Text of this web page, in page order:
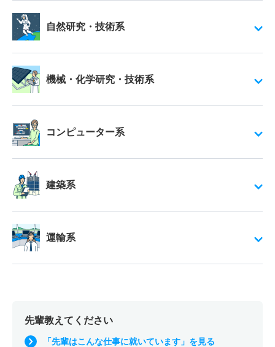
自然研究・技術系
機械・化学研究・技術系
コンピューター系
建築系
運輸系
先輩教えてください
「先輩はこんな仕事に就いています」を見る